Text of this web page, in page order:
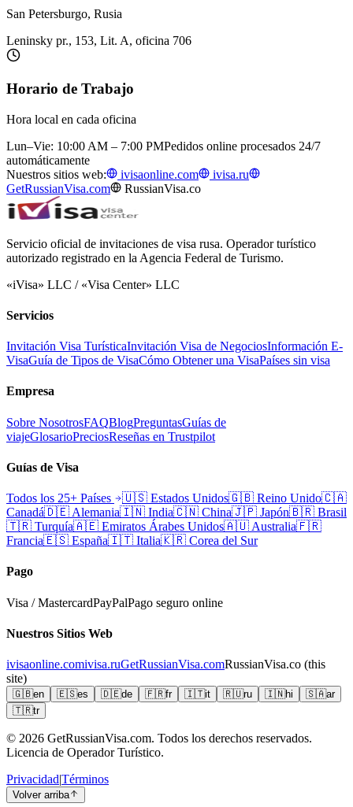
San Petersburgo, Rusia
Leninsky pr., 153, Lit. A, oficina 706
Horario de Trabajo
Hora local en cada oficina
Lun–Vie: 10:00 AM – 7:00 PMPedidos online procesados 24/7
automáticamente
Nuestros sitios web:
ivisaonline.com
ivisa.ru
GetRussianVisa.com
RussianVisa.co
Servicio oficial de invitaciones de visa rusa. Operador turístico
autorizado registrado en la Agencia Federal de Turismo.
«iVisa» LLC / «Visa Center» LLC
Servicios
Invitación Visa TurísticaInvitación Visa de NegociosInformación E-
VisaGuía de Tipos de VisaCómo Obtener una VisaPaíses sin visa
Empresa
Sobre NosotrosFAQBlogPreguntasGuías de
viajeGlosarioPreciosReseñas en Trustpilot
Guías de Visa
Todos los 25+ Países 🇺🇸 Estados Unidos🇬🇧 Reino Unido🇨🇦
Canadá🇩🇪 Alemania🇮🇳 India🇨🇳 China🇯🇵 Japón🇧🇷 Brasil
🇹🇷 Turquía🇦🇪 Emiratos Árabes Unidos🇦🇺 Australia🇫🇷
Francia🇪🇸 España🇮🇹 Italia🇰🇷 Corea del Sur
Pago
Visa / MastercardPayPalPago seguro online
Nuestros Sitios Web
ivisaonline.comivisa.ruGetRussianVisa.comRussianVisa.co (this
site)
🇬🇧en 🇪🇸es 🇩🇪de 🇫🇷fr 🇮🇹it 🇷🇺ru 🇮🇳hi 🇸🇦ar
🇹🇷tr
© 2026 GetRussianVisa.com. Todos los derechos reservados.
Licencia de Operador Turístico.
Privacidad|Términos
Volver arriba